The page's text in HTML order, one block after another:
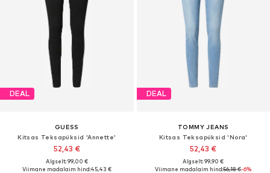
DEAL
GUESS
Kitsas Teksapüksid 'Annette'
52,43 €
Algselt: 99,00 €
Viimane madalaim hind:45,43 €
DEAL
TOMMY JEANS
Kitsas Teksapüksid 'Nora'
52,43 €
Algselt: 99,90 €
Viimane madalaim hind:56,18 €-6%